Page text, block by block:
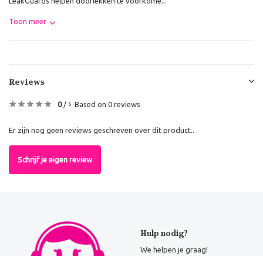
Toon meer
Reviews
0/ 5 Based on 0 reviews
Er zijn nog geen reviews geschreven over dit product..
Schrijf je eigen review
Hulp nodig?
We helpen je graag!